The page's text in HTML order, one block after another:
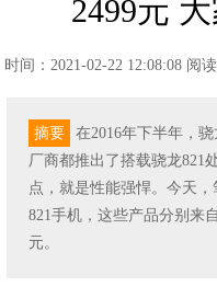
2499元
时间：2021-02-22 12:08:08 阅
摘要
在2016年下半年，
厂商都推出了搭载骁龙821
点，就是性能强悍。今天
821手机，这些产品分别来
元。